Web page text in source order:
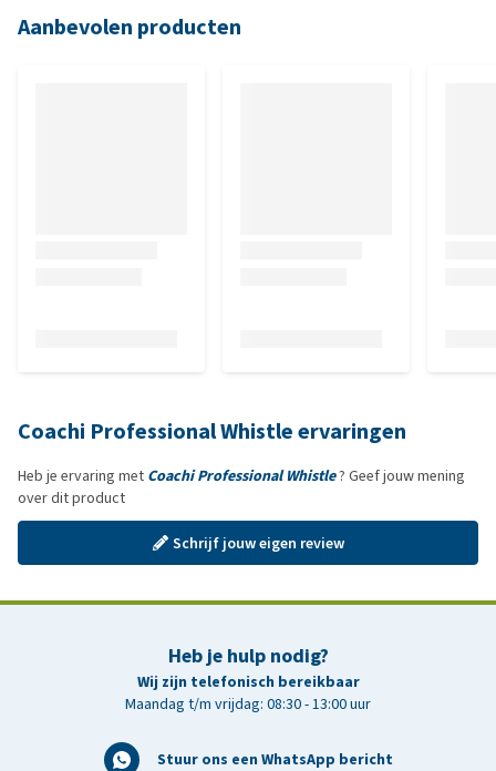
Aanbevolen producten
Coachi Professional Whistle ervaringen
Heb je ervaring met Coachi Professional Whistle? Geef jouw mening
over dit product
Schrijf jouw eigen review
Heb je hulp nodig?
Wij zijn telefonisch bereikbaar
Maandag t/m vrijdag: 08:30 - 13:00 uur
Stuur ons een WhatsApp bericht